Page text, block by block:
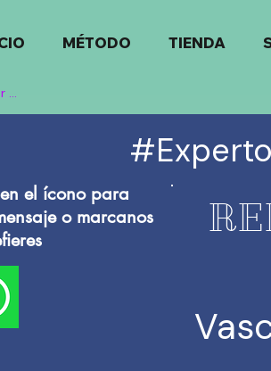
MÉTODO TIENDA
sesión
el ícono para
o marcanos